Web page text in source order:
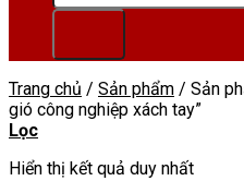
Trang chủ / Sản phẩm / Sản
gió công nghiệp xách tay”
Lọc
Hiển thị kết quả duy nhất